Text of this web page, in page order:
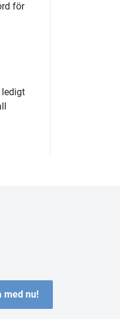
för
med nu!